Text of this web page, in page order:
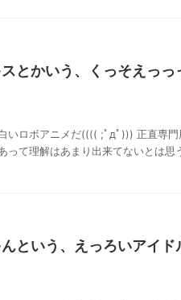
とかいう、くっそえっっ
いロボアニメだ(((( ;ﾟдﾟ))) 正直専門
って理解はあまり出来てないとは思
という、えっろいアイド